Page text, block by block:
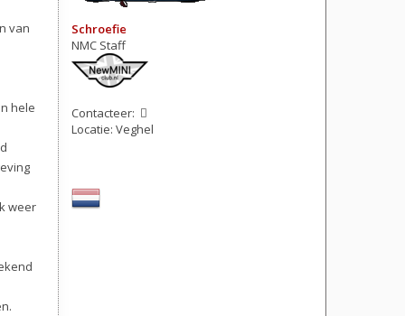
Schroefie
NMC Staff
Contacteer:
Locatie: Veghel
van
hele
weer